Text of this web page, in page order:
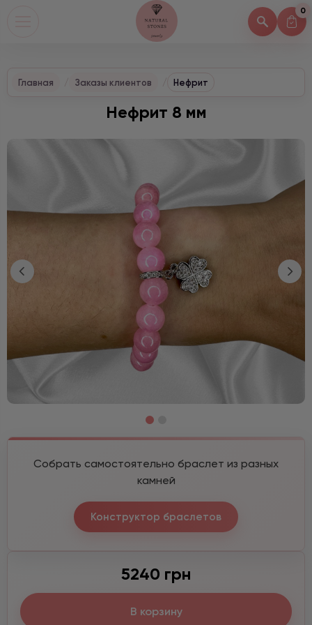
0
Главная Заказы клиентов Нефрит
Нефрит 8 мм
Собрать самостоятельно браслет из разных
камней
Конструктор браслетов
5240 грн
В корзину